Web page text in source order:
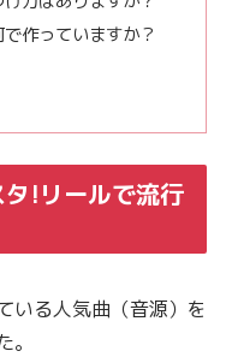
作っていますか？
!リールで流行
いる人気曲（音源）を